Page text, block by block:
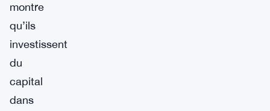
montre
qu’ils
investissent
du
capital
dans